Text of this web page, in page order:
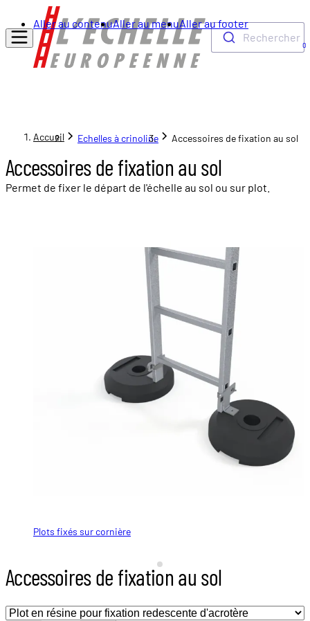
Aller au contenuAller au menuAller au footer
Rechercher
0
Accueil Echelles à crinoline Accessoires de fixation au sol
Accessoires de fixation au sol
Permet de fixer le départ de l'échelle au sol ou sur plot.
Plots fixés sur cornière
Cornière de fixation au sol
Accessoires de fixation au sol